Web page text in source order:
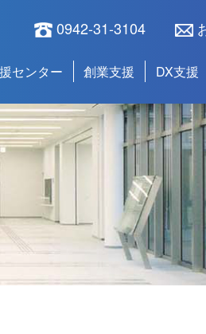
0942-31-3104
センター 創業支援 DX支援